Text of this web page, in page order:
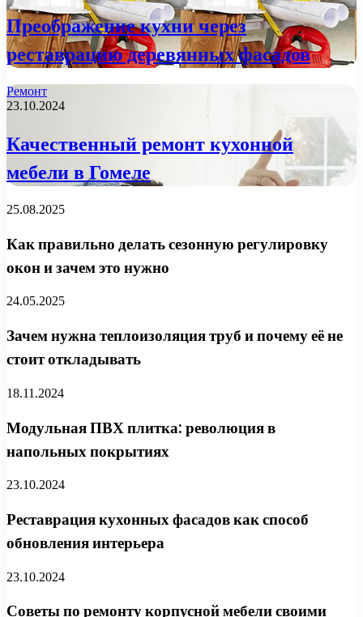
Преображение кухни через
реставрацию деревянных фасадов
Ремонт
23.10.2024
Качественный ремонт кухонной
мебели в Гомеле
25.08.2025
Как правильно делать сезонную регулировку
окон и зачем это нужно
24.05.2025
Зачем нужна теплоизоляция труб и почему её не
стоит откладывать
18.11.2024
Модульная ПВХ плитка: революция в
напольных покрытиях
23.10.2024
Реставрация кухонных фасадов как способ
обновления интерьера
23.10.2024
Советы по ремонту корпусной мебели своими